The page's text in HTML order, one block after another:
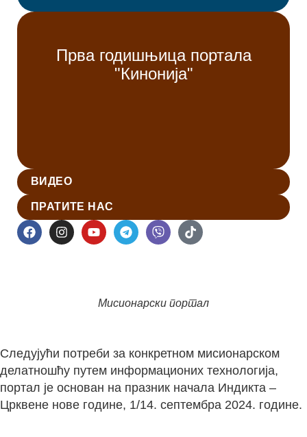
Прва годишњица портала
"Кинонија"
ВИДЕО
ПРАТИТЕ НАС
Мисионарски портал
Следујући потреби за конкретном мисионарском
делатношћу путем информационих технологија,
портал је основан на празник начала Индикта –
Црквене нове године, 1/14. септембра 2024. године.